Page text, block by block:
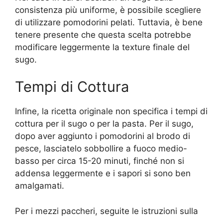
consistenza più uniforme, è possibile scegliere
di utilizzare pomodorini pelati. Tuttavia, è bene
tenere presente che questa scelta potrebbe
modificare leggermente la texture finale del
sugo.
Tempi di Cottura
Infine, la ricetta originale non specifica i tempi di
cottura per il sugo o per la pasta. Per il sugo,
dopo aver aggiunto i pomodorini al brodo di
pesce, lasciatelo sobbollire a fuoco medio-
basso per circa 15-20 minuti, finché non si
addensa leggermente e i sapori si sono ben
amalgamati.
Per i mezzi paccheri, seguite le istruzioni sulla